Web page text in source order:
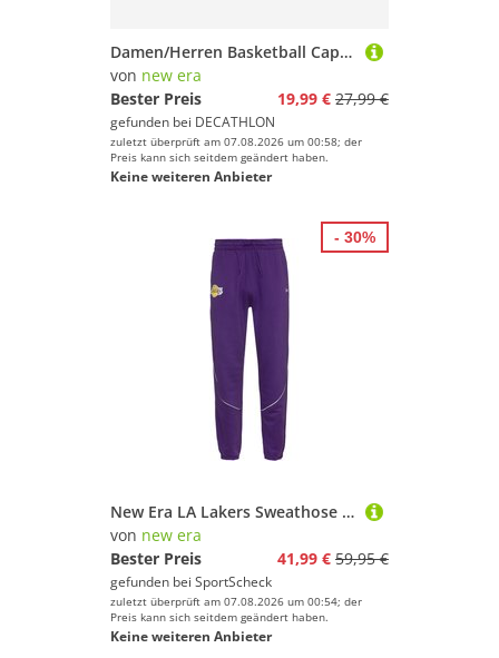
Damen/Herren Basketball Cap NBA - Los Angeles Lakers violett
von new era
Bester Preis
19,99 € 27,99 €
gefunden bei DECATHLON
zuletzt überprüft am 07.08.2026 um 00:58; der
Preis kann sich seitdem geändert haben.
Keine weiteren Anbieter
New Era LA Lakers Sweathose Herren
von new era
Bester Preis
41,99 € 59,95 €
gefunden bei SportScheck
zuletzt überprüft am 07.08.2026 um 00:54; der
Preis kann sich seitdem geändert haben.
Keine weiteren Anbieter
- 30%